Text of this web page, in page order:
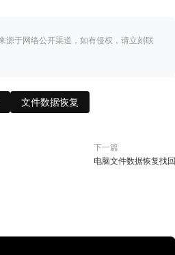
源于网络公开渠道，如有侵权，请立刻联
文件数据恢复
下一篇
电脑文件数据恢复找回